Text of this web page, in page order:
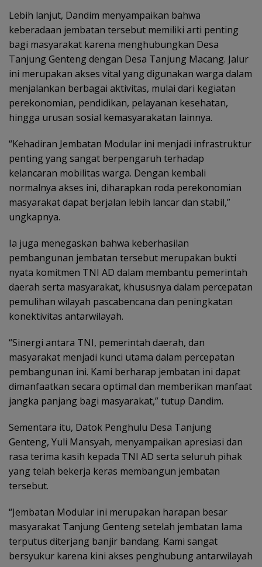
Lebih lanjut, Dandim menyampaikan bahwa
keberadaan jembatan tersebut memiliki arti penting
bagi masyarakat karena menghubungkan Desa
Tanjung Genteng dengan Desa Tanjung Macang. Jalur
ini merupakan akses vital yang digunakan warga dalam
menjalankan berbagai aktivitas, mulai dari kegiatan
perekonomian, pendidikan, pelayanan kesehatan,
hingga urusan sosial kemasyarakatan lainnya.
“Kehadiran Jembatan Modular ini menjadi infrastruktur
penting yang sangat berpengaruh terhadap
kelancaran mobilitas warga. Dengan kembali
normalnya akses ini, diharapkan roda perekonomian
masyarakat dapat berjalan lebih lancar dan stabil,”
ungkapnya.
Ia juga menegaskan bahwa keberhasilan
pembangunan jembatan tersebut merupakan bukti
nyata komitmen TNI AD dalam membantu pemerintah
daerah serta masyarakat, khususnya dalam percepatan
pemulihan wilayah pascabencana dan peningkatan
konektivitas antarwilayah.
“Sinergi antara TNI, pemerintah daerah, dan
masyarakat menjadi kunci utama dalam percepatan
pembangunan ini. Kami berharap jembatan ini dapat
dimanfaatkan secara optimal dan memberikan manfaat
jangka panjang bagi masyarakat,” tutup Dandim.
Sementara itu, Datok Penghulu Desa Tanjung
Genteng, Yuli Mansyah, menyampaikan apresiasi dan
rasa terima kasih kepada TNI AD serta seluruh pihak
yang telah bekerja keras membangun jembatan
tersebut.
“Jembatan Modular ini merupakan harapan besar
masyarakat Tanjung Genteng setelah jembatan lama
terputus diterjang banjir bandang. Kami sangat
bersyukur karena kini akses penghubung antarwilayah